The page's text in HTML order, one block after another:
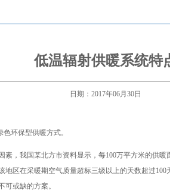
低温辐射供暖系统特
日期：2017年06月30日
环保型供暖方式。
，我国某北方市资料显示，每100万平方米的供
地区在采暖期空气质量超标三级以上的天数超过
或缺的方案。